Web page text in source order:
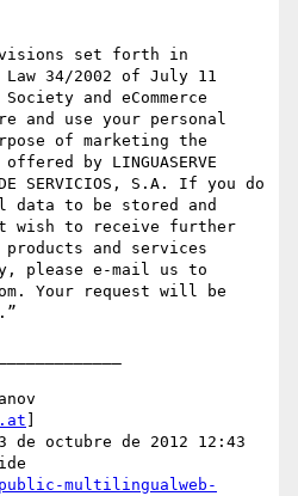
set forth in
34/2002 of July 11
and eCommerce
and use your personal
of marketing the
by LINGUASERVE
DE SERVICIOS, S.A. If you do
data to be stored and
wish to receive further
and services
please e-mail us to
Your request will be
de octubre de 2012 12:43
public-multilingualweb-